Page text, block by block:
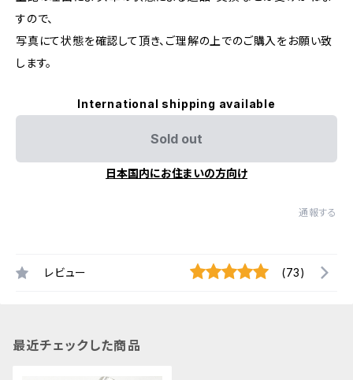
すので、
写真にて状態を確認して頂き、ご理解の上でのご購入をお願い致
します。
International shipping available
Sold out
日本国内にお住まいの方向け
通報する
レビュー (73)
最近チェックした商品